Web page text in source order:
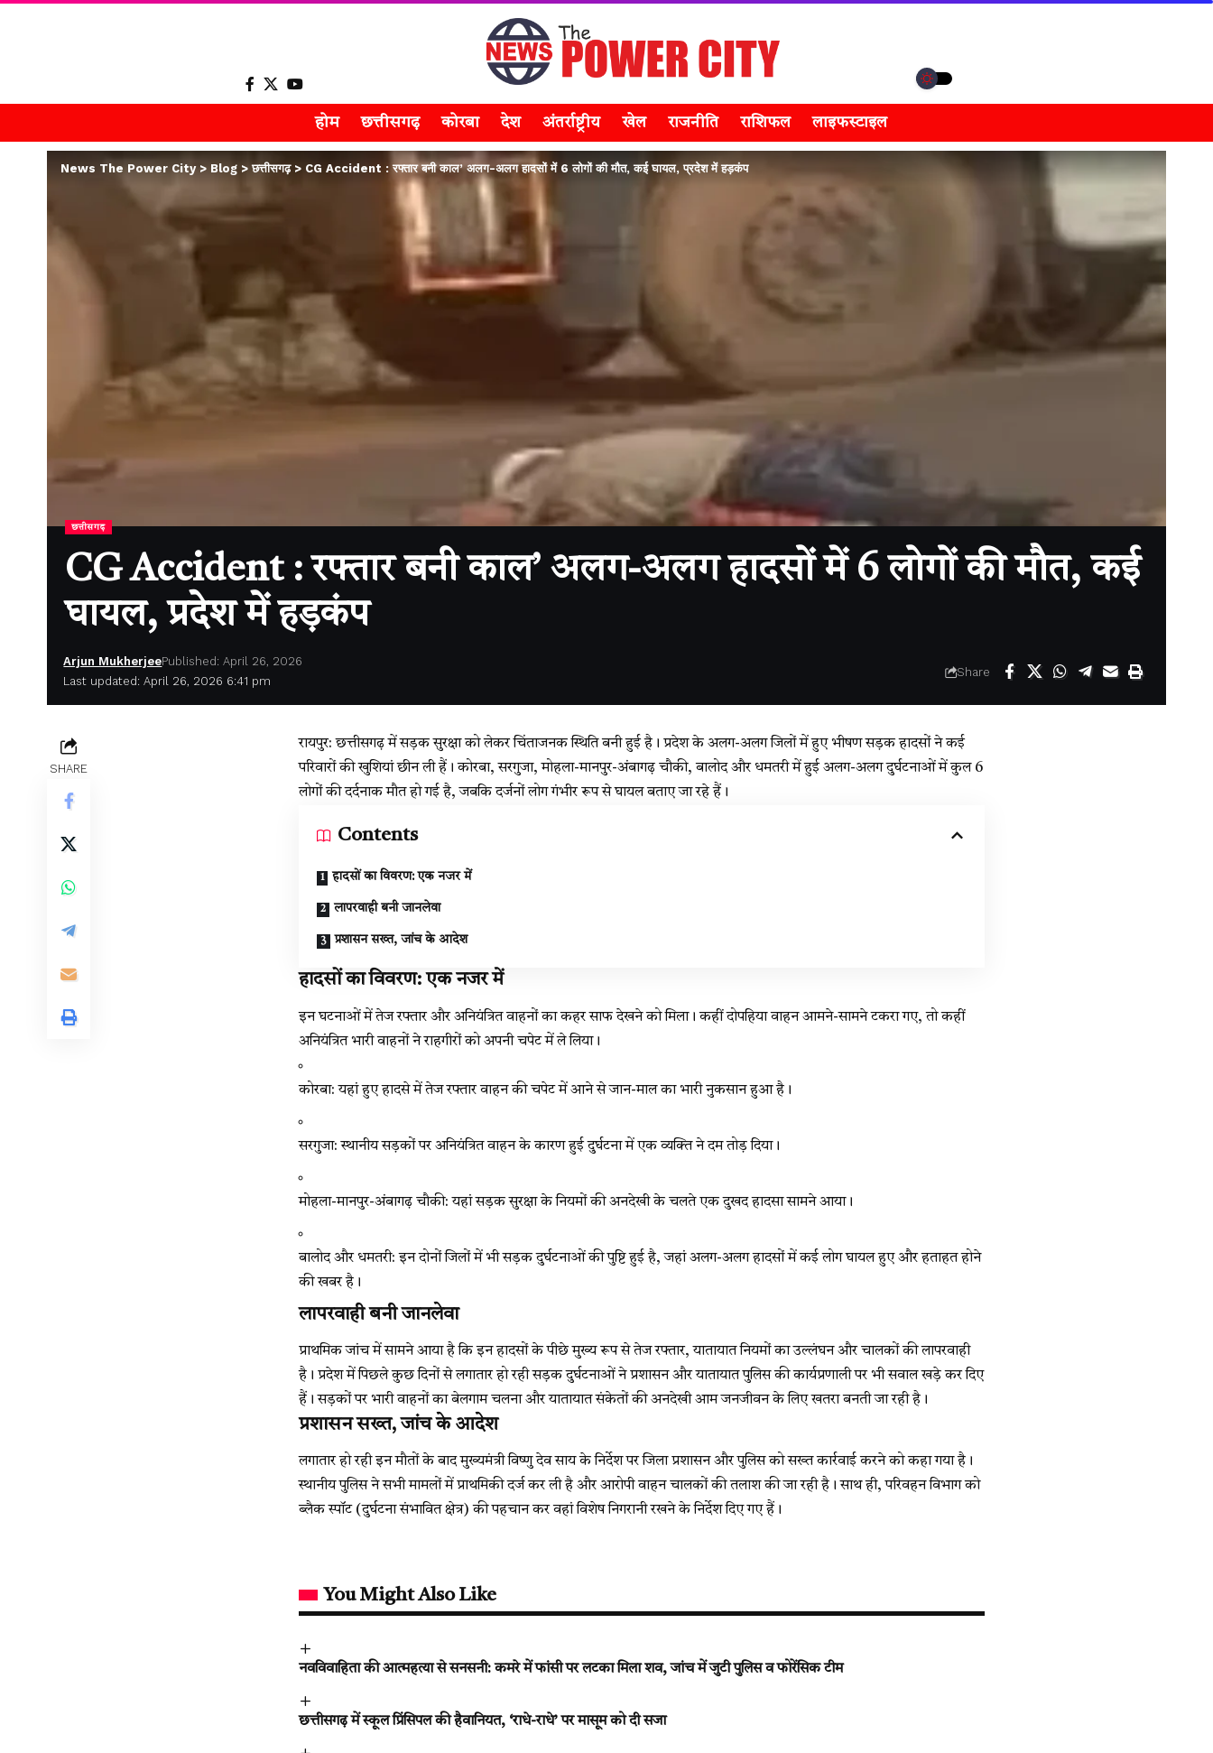
होम छत्तीसगढ़ कोरबा देश अंतर्राष्ट्रीय खेल राजनीति राशिफल लाइफस्टाइल
News The Power City> Blog >छत्तीसगढ़> CG Accident : रफ्तार बनी काल’ अलग-अलग हादसों में 6 लोगों की मौत, कई घायल, प्रदेश में हड़कंप
छत्तीसगढ़
CG Accident : रफ्तार बनी काल’ अलग-अलग हादसों में 6 लोगों की मौत, कई
घायल, प्रदेश में हड़कंप
Last updated: April 26, 2026 6:41 pm
Arjun MukherjeePublished: April 26, 2026
Share
SHARE
रायपुर: छत्तीसगढ़ में सड़क सुरक्षा को लेकर चिंताजनक स्थिति बनी हुई है। प्रदेश के अलग-अलग जिलों में हुए भीषण सड़क हादसों ने कई
परिवारों की खुशियां छीन ली हैं। कोरबा, सरगुजा, मोहला-मानपुर-अंबागढ़ चौकी, बालोद और धमतरी में हुई अलग-अलग दुर्घटनाओं में कुल 6
लोगों की दर्दनाक मौत हो गई है, जबकि दर्जनों लोग गंभीर रूप से घायल बताए जा रहे हैं।
Contents
हादसों का विवरण: एक नजर में
लापरवाही बनी जानलेवा
प्रशासन सख्त, जांच के आदेश
हादसों का विवरण: एक नजर में
इन घटनाओं में तेज रफ्तार और अनियंत्रित वाहनों का कहर साफ देखने को मिला। कहीं दोपहिया वाहन आमने-सामने टकरा गए, तो कहीं
अनियंत्रित भारी वाहनों ने राहगीरों को अपनी चपेट में ले लिया।
कोरबा: यहां हुए हादसे में तेज रफ्तार वाहन की चपेट में आने से जान-माल का भारी नुकसान हुआ है।
सरगुजा: स्थानीय सड़कों पर अनियंत्रित वाहन के कारण हुई दुर्घटना में एक व्यक्ति ने दम तोड़ दिया।
मोहला-मानपुर-अंबागढ़ चौकी: यहां सड़क सुरक्षा के नियमों की अनदेखी के चलते एक दुखद हादसा सामने आया।
बालोद और धमतरी: इन दोनों जिलों में भी सड़क दुर्घटनाओं की पुष्टि हुई है, जहां अलग-अलग हादसों में कई लोग घायल हुए और हताहत होने
की खबर है।
लापरवाही बनी जानलेवा
प्राथमिक जांच में सामने आया है कि इन हादसों के पीछे मुख्य रूप से तेज रफ्तार, यातायात नियमों का उल्लंघन और चालकों की लापरवाही
है। प्रदेश में पिछले कुछ दिनों से लगातार हो रही सड़क दुर्घटनाओं ने प्रशासन और यातायात पुलिस की कार्यप्रणाली पर भी सवाल खड़े कर दिए
हैं। सड़कों पर भारी वाहनों का बेलगाम चलना और यातायात संकेतों की अनदेखी आम जनजीवन के लिए खतरा बनती जा रही है।
प्रशासन सख्त, जांच के आदेश
लगातार हो रही इन मौतों के बाद मुख्यमंत्री विष्णु देव साय के निर्देश पर जिला प्रशासन और पुलिस को सख्त कार्रवाई करने को कहा गया है।
स्थानीय पुलिस ने सभी मामलों में प्राथमिकी दर्ज कर ली है और आरोपी वाहन चालकों की तलाश की जा रही है। साथ ही, परिवहन विभाग को
ब्लैक स्पॉट (दुर्घटना संभावित क्षेत्र) की पहचान कर वहां विशेष निगरानी रखने के निर्देश दिए गए हैं।
You Might Also Like
नवविवाहिता की आत्महत्या से सनसनी: कमरे में फांसी पर लटका मिला शव, जांच में जुटी पुलिस व फोरेंसिक टीम
छत्तीसगढ़ में स्कूल प्रिंसिपल की हैवानियत, ‘राधे-राधे’ पर मासूम को दी सजा